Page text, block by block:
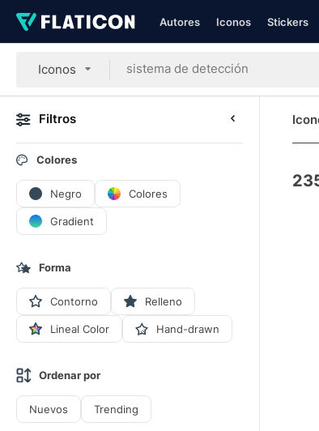
Autores Iconos Stickers
Iconos
Filtros
Colores
Negro Colores
Gradient
Forma
Contorno Relleno
Lineal Color Hand-drawn
Ordenar por
Nuevos Trending